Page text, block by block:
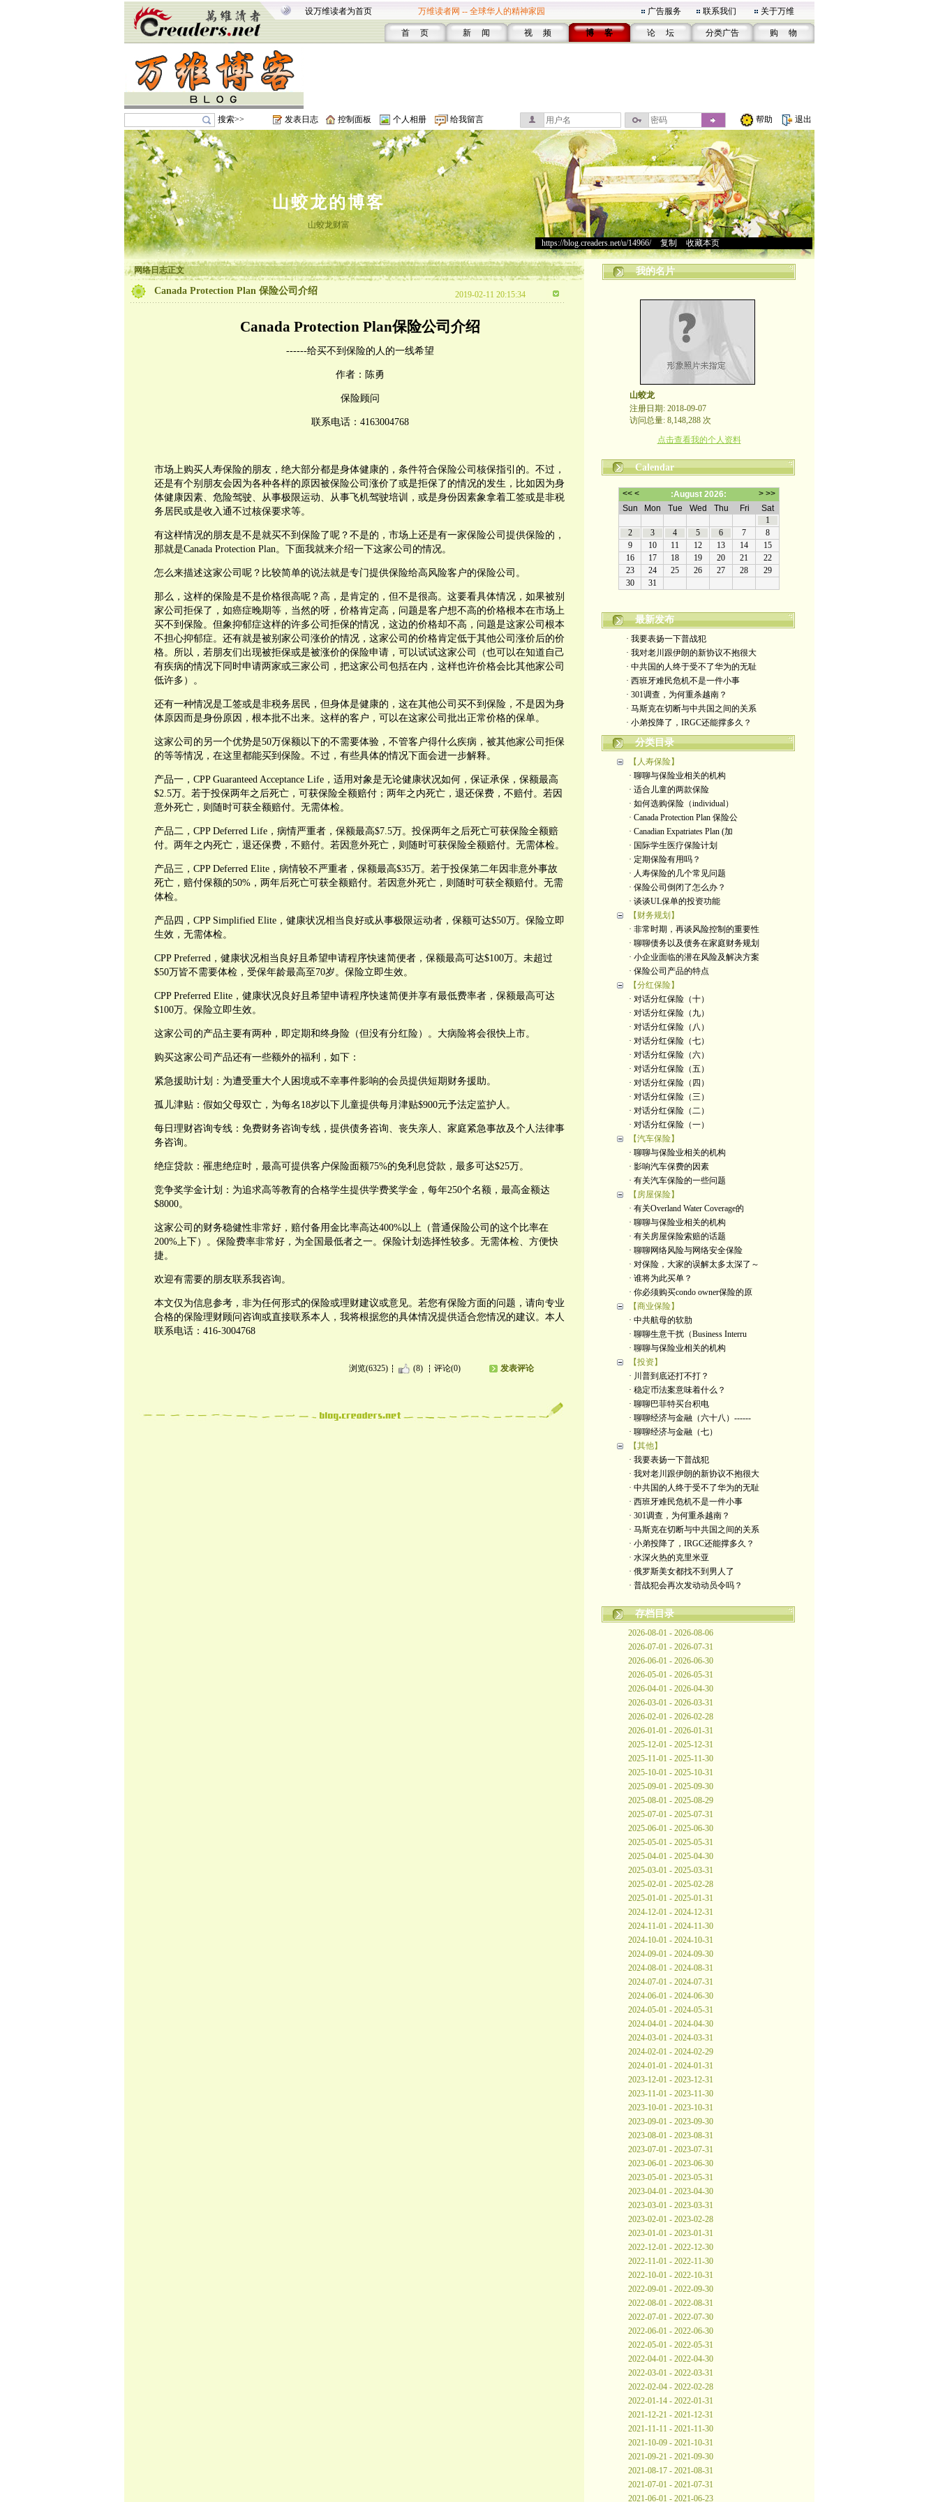
设万维读者为首页 万维读者网 -- 全球华人的精神家园 广告服务 联系我们 关于万维
首 页 新 闻 视 频 博 客 论 坛 分类广告 购 物
搜索>> 发表日志 控制面板 个人相册 给我留言 帮助 退出
山蛟龙的博客
山蛟龙财富
https://blog.creaders.net/u/14966/> 复制 收藏本页
网络日志正文
Canada Protection Plan 保险公司介绍 2019-02-11 20:15:34
Canada Protection Plan保险公司介绍
------给买不到保险的人的一线希望
作者：陈勇
保险顾问
联系电话： 4163004768
市场上购买人寿保险的朋友，绝大部分都是身体健康的，条件符合保险公司核保指引的。不过，
还是有个别朋友会因为各种各样的原因被保险公司涨价了或是拒保了的情况的发生，比如因为身
体健康因素、危险驾驶、从事极限运动、从事飞机驾驶培训，或是身份因素象拿着工签或是非税
务居民或是收入通不过核保要求等。
有这样情况的朋友是不是就买不到保险了呢？不是的，市场上还是有一家保险公司提供保险的，
那就是Canada Protection Plan。下面我就来介绍一下这家公司的情况。
怎么来描述这家公司呢？比较简单的说法就是专门提供保险给高风险客户的保险公司。
那么，这样的保险是不是价格很高呢？高，是肯定的，但不是很高。这要看具体情况，如果被别
家公司拒保了，如癌症晚期等，当然的呀，价格肯定高，问题是客户想不高的价格根本在市场上
买不到保险。但象抑郁症这样的许多公司拒保的情况，这边的价格却不高，问题是这家公司根本
不担心抑郁症。还有就是被别家公司涨价的情况，这家公司的价格肯定低于其他公司涨价后的价
格。所以，若朋友们出现被拒保或是被涨价的保险申请，可以试试这家公司（也可以在知道自己
有疾病的情况下同时申请两家或三家公司，把这家公司包括在内，这样也许价格会比其他家公司
低许多）。
还有一种情况是工签或是非税务居民，但身体是健康的，这在其他公司买不到保险，不是因为身
体原因而是身份原因，根本批不出来。这样的客户，可以在这家公司批出正常价格的保单。
这家公司的另一个优势是50万保额以下的不需要体验，不管客户得什么疾病，被其他家公司拒保
的等等情况，在这里都能买到保险。不过，有些具体的情况下面会进一步解释。
产品一， CPP Guaranteed Acceptance Life，适用对象是无论健康状况如何，保证承保，保额最高
$2.5万。若于投保两年之后死亡，可获保险全额赔付；两年之内死亡，退还保费，不赔付。若因
意外死亡，则随时可获全额赔付。无需体检。
产品二， CPP Deferred Life，病情严重者，保额最高$7.5万。投保两年之后死亡可获保险全额赔
付。两年之内死亡，退还保费，不赔付。若因意外死亡，则随时可获保险全额赔付。无需体检。
产品三， CPP Deferred Elite，病情较不严重者，保额最高$35万。若于投保第二年因非意外事故
死亡，赔付保额的50%，两年后死亡可获全额赔付。若因意外死亡，则随时可获全额赔付。无需
体检。
产品四， CPP Simplified Elite，健康状况相当良好或从事极限运动者，保额可达$50万。保险立即
生效，无需体检。
CPP Preferred，健康状况相当良好且希望申请程序快速简便者，保额最高可达$100万。未超过
$50万皆不需要体检，受保年龄最高至 70岁。保险立即生效。
CPP Preferred Elite，健康状况良好且希望申请程序快速简便并享有最低费率者，保额最高可达
$100万。保险立即生效。
这家公司的产品主要有两种，即定期和终身险（但没有分红险）。大病险将会很快上市。
购买这家公司产品还有一些额外的福利，如下：
紧急援助计划：为遭受重大个人困境或不幸事件影响的会员提供短期财务援助。
孤儿津贴：假如父母双亡，为每名 18岁以下儿童提供每月津贴$900元予法定监护人。
每日理财咨询专线：免费财务咨询专线，提供债务咨询、丧失亲人、家庭紧急事故及个人法律事
务咨询。
绝症贷款：罹患绝症时，最高可提供客户保险面额75%的免利息贷款，最多可达$25万。
竞争奖学金计划：为追求高等教育的合格学生提供学费奖学金，每年250个名额，最高金额达
$8000。
这家公司的财务稳健性非常好，赔付备用金比率高达400%以上（普通保险公司的这个比率在
200%上下）。保险费率非常好，为全国最低者之一。保险计划选择性较多。无需体检、方便快
捷。
欢迎有需要的朋友联系我咨询。
本文仅为信息参考，非为任何形式的保险或理财建议或意见。若您有保险方面的问题，请向专业
合格的保险理财顾问咨询或直接联系本人，我将根据您的具体情况提供适合您情况的建议。本人
联系电话： 416-3004768
浏览(6325) (8) 评论(0) 发表评论
我的名片
山蛟龙
注册日期: 2018-09-07
访问总量: 8,148,288 次
点击查看我的个人资料
Calendar
最新发布
· 我要表扬一下普战犯
· 我对老川跟伊朗的新协议不抱很大
· 中共国的人终于受不了华为的无耻
· 西班牙难民危机不是一件小事
· 301调查，为何重杀越南？
· 马斯克在切断与中共国之间的关系
· 小弟投降了，IRGC还能撑多久？
分类目录
【人寿保险】
· 聊聊与保险业相关的机构
· 适合儿童的两款保险
· 如何选购保险（individual）
· Canada Protection Plan 保险公
· Canadian Expatriates Plan (加
· 国际学生医疗保险计划
· 定期保险有用吗？
· 人寿保险的几个常见问题
· 保险公司倒闭了怎么办？
· 谈谈UL保单的投资功能
【财务规划】
· 非常时期，再谈风险控制的重要性
· 聊聊债务以及债务在家庭财务规划
· 小企业面临的潜在风险及解决方案
· 保险公司产品的特点
【分红保险】
· 对话分红保险（十）
· 对话分红保险（九）
· 对话分红保险（八）
· 对话分红保险（七）
· 对话分红保险（六）
· 对话分红保险（五）
· 对话分红保险（四）
· 对话分红保险（三）
· 对话分红保险（二）
· 对话分红保险（一）
【汽车保险】
· 聊聊与保险业相关的机构
· 影响汽车保费的因素
· 有关汽车保险的一些问题
【房屋保险】
· 有关Overland Water Coverage的
· 聊聊与保险业相关的机构
· 有关房屋保险索赔的话题
· 聊聊网络风险与网络安全保险
· 对保险，大家的误解太多太深了～
· 谁将为此买单？
· 你必须购买condo owner保险的原
【商业保险】
· 中共航母的软肋
· 聊聊生意干扰（Business Interru
· 聊聊与保险业相关的机构
【投资】
· 川普到底还打不打？
· 稳定币法案意味着什么？
· 聊聊巴菲特买台积电
· 聊聊经济与金融（六十八）------
· 聊聊经济与金融（七）
【其他】
· 我要表扬一下普战犯
· 我对老川跟伊朗的新协议不抱很大
· 中共国的人终于受不了华为的无耻
· 西班牙难民危机不是一件小事
· 301调查，为何重杀越南？
· 马斯克在切断与中共国之间的关系
· 小弟投降了，IRGC还能撑多久？
· 水深火热的克里米亚
· 俄罗斯美女都找不到男人了
· 普战犯会再次发动动员令吗？
存档目录
2026-08-01 - 2026-08-06
2026-07-01 - 2026-07-31
2026-06-01 - 2026-06-30
2026-05-01 - 2026-05-31
2026-04-01 - 2026-04-30
2026-03-01 - 2026-03-31
2026-02-01 - 2026-02-28
2026-01-01 - 2026-01-31
2025-12-01 - 2025-12-31
2025-11-01 - 2025-11-30
2025-10-01 - 2025-10-31
2025-09-01 - 2025-09-30
2025-08-01 - 2025-08-29
2025-07-01 - 2025-07-31
2025-06-01 - 2025-06-30
2025-05-01 - 2025-05-31
2025-04-01 - 2025-04-30
2025-03-01 - 2025-03-31
2025-02-01 - 2025-02-28
2025-01-01 - 2025-01-31
2024-12-01 - 2024-12-31
2024-11-01 - 2024-11-30
2024-10-01 - 2024-10-31
2024-09-01 - 2024-09-30
2024-08-01 - 2024-08-31
2024-07-01 - 2024-07-31
2024-06-01 - 2024-06-30
2024-05-01 - 2024-05-31
2024-04-01 - 2024-04-30
2024-03-01 - 2024-03-31
2024-02-01 - 2024-02-29
2024-01-01 - 2024-01-31
2023-12-01 - 2023-12-31
2023-11-01 - 2023-11-30
2023-10-01 - 2023-10-31
2023-09-01 - 2023-09-30
2023-08-01 - 2023-08-31
2023-07-01 - 2023-07-31
2023-06-01 - 2023-06-30
2023-05-01 - 2023-05-31
2023-04-01 - 2023-04-30
2023-03-01 - 2023-03-31
2023-02-01 - 2023-02-28
2023-01-01 - 2023-01-31
2022-12-01 - 2022-12-30
2022-11-01 - 2022-11-30
2022-10-01 - 2022-10-31
2022-09-01 - 2022-09-30
2022-08-01 - 2022-08-31
2022-07-01 - 2022-07-30
2022-06-01 - 2022-06-30
2022-05-01 - 2022-05-31
2022-04-01 - 2022-04-30
2022-03-01 - 2022-03-31
2022-02-04 - 2022-02-28
2022-01-14 - 2022-01-31
2021-12-21 - 2021-12-31
2021-11-11 - 2021-11-30
2021-10-09 - 2021-10-31
2021-09-21 - 2021-09-30
2021-08-17 - 2021-08-31
2021-07-01 - 2021-07-31
2021-06-01 - 2021-06-23